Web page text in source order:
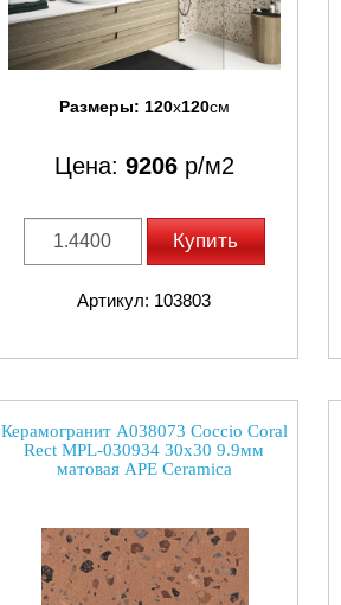
Размеры: 120x120см
Цена: 9206р/м2
Купить
Артикул: 103803
Керамогранит A038073 Coccio Coral
Rect MPL-030934 30x30 9.9мм
матовая APE Ceramica